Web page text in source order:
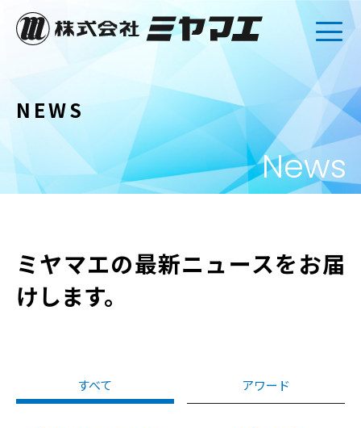
NEWS
News
ミヤマエの最新ニュースをお届
けします。
すべて アワード